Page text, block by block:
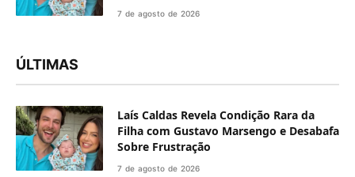
7 de agosto de 2026
ÚLTIMAS
Laís Caldas Revela Condição Rara da
Filha com Gustavo Marsengo e Desabafa
Sobre Frustração
7 de agosto de 2026